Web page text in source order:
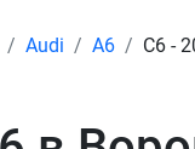
Audi A6 C6 -